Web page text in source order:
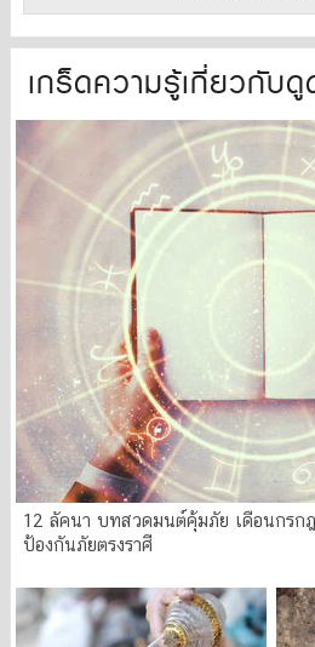
เกร็ดความรู้เกี่ยวกับ
12 ลัคนา บทสวดมนต์คุ้มภัย เดือนกรก
ป้องกันภัยตรงราศี